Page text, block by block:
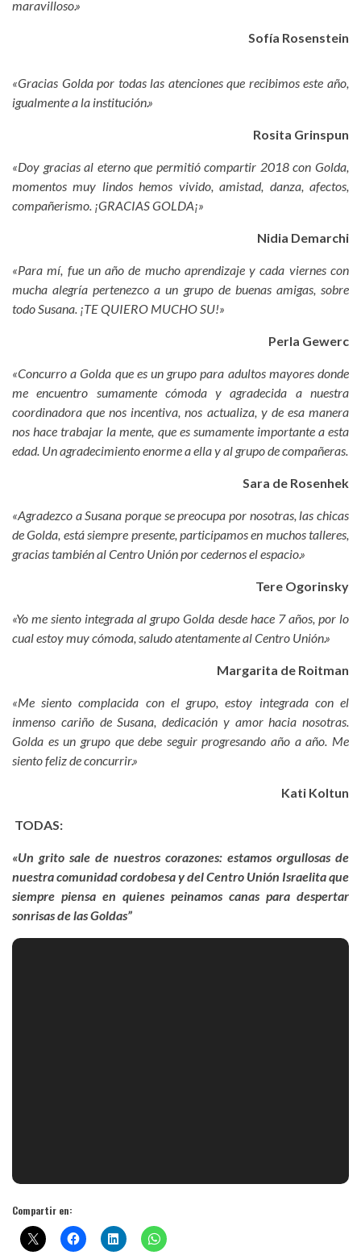
maravilloso.»
Sofía Rosenstein
«Gracias Golda por todas las atenciones que recibimos este año,
igualmente a la institución.»
Rosita Grinspun
«Doy gracias al eterno que permitió compartir 2018 con Golda,
momentos muy lindos hemos vivido, amistad, danza, afectos,
compañerismo. ¡GRACIAS GOLDA¡»
Nidia Demarchi
«Para mí, fue un año de mucho aprendizaje y cada viernes con
mucha alegría pertenezco a un grupo de buenas amigas, sobre
todo Susana. ¡TE QUIERO MUCHO SU!»
Perla Gewerc
«Concurro a Golda que es un grupo para adultos mayores donde
me encuentro sumamente cómoda y agradecida a nuestra
coordinadora que nos incentiva, nos actualiza, y de esa manera
nos hace trabajar la mente, que es sumamente importante a esta
edad. Un agradecimiento enorme a ella y al grupo de compañeras.
Sara de Rosenhek
«Agradezco a Susana porque se preocupa por nosotras, las chicas
de Golda, está siempre presente, participamos en muchos talleres,
gracias también al Centro Unión por cedernos el espacio.»
Tere Ogorinsky
«Yo me siento integrada al grupo Golda desde hace 7 años, por lo
cual estoy muy cómoda, saludo atentamente al Centro Unión.»
Margarita de Roitman
«Me siento complacida con el grupo, estoy integrada con el
inmenso cariño de Susana, dedicación y amor hacia nosotras.
Golda es un grupo que debe seguir progresando año a año. Me
siento feliz de concurrir.»
Kati Koltun
TODAS:
«Un grito sale de nuestros corazones: estamos orgullosas de
nuestra comunidad cordobesa y del Centro Unión Israelita que
siempre piensa en quienes peinamos canas para despertar
sonrisas de las Goldas”
Compartir en: